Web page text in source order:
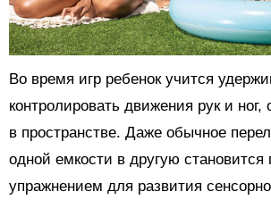
Во время игр ребенок учится
контролировать движения рук и ног,
в пространстве. Даже обычное
одной емкости в другую становится
упражнением для развития